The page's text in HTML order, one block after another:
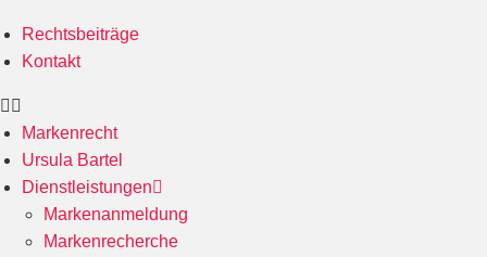
Rechtsbeiträge
Kontakt
Markenrecht
Ursula Bartel
Dienstleistungen
Markenanmeldung
Markenrecherche